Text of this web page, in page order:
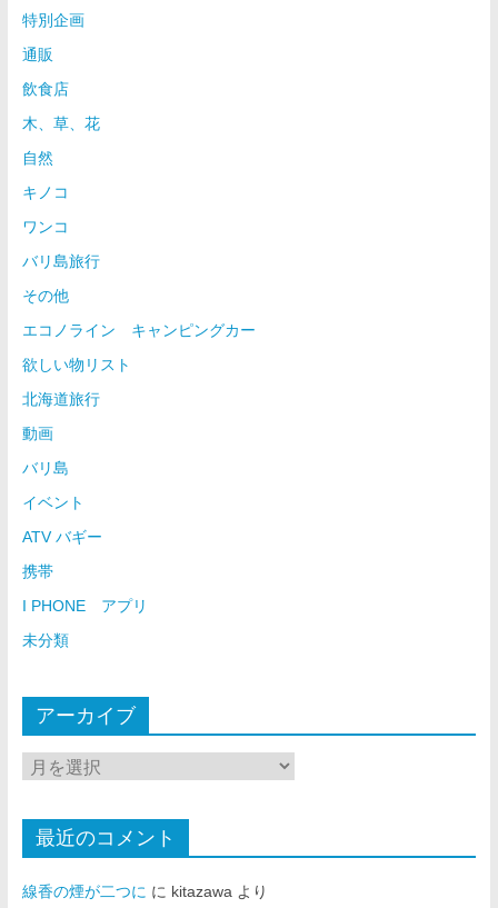
特別企画
通販
飲食店
木、草、花
自然
キノコ
ワンコ
バリ島旅行
その他
エコノライン キャンピングカー
欲しい物リスト
北海道旅行
動画
バリ島
イベント
ATV バギー
携帯
I PHONE アプリ
未分類
アーカイブ
最近のコメント
線香の煙が二つに に kitazawa より